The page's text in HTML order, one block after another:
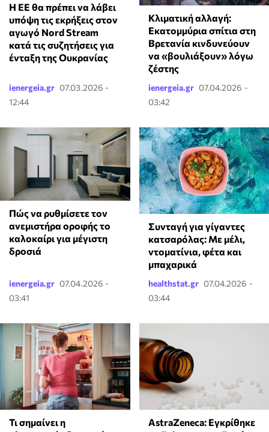
Η ΕΕ θα πρέπει να λάβει
υπόψη τις εκρήξεις στον
αγωγό Nord Stream
κατά τις συζητήσεις για
ένταξη της Ουκρανίας
ienergeia.gr 07.03.2026 -
12:44
Κλιματική αλλαγή:
Εκατομμύρια σπίτια στη
Βρετανία κινδυνεύουν
να «βουλιάξουν» λόγω
ζέστης
ienergeia.gr 07.04.2026 -
03:42
Πώς να ρυθμίσετε τον
ανεμιστήρα οροφής το
καλοκαίρι για μέγιστη
δροσιά
ienergeia.gr 07.04.2026 -
03:41
Συνταγή για γίγαντες
κατσαρόλας: Με μέλι,
ντοματίνια, φέτα και
μπαχαρικά
healthstat.gr 07.04.2026 -
03:44
Τι σημαίνει η
AstraZeneca: Εγκρίθηκε